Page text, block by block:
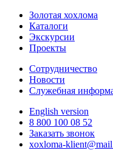
Золотая хохлома
Каталоги
Экскурсии
Проекты
Сотрудничество
Новости
Служебная
English version
8 800 100 08 52
Заказать звонок
xoxloma-